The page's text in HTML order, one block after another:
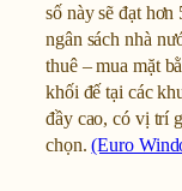
số này sẽ đạt
ngân sách nhà
thuê – mua mặt
khối đế tại các
đầy cao, có vị trí
chọn.(Euro